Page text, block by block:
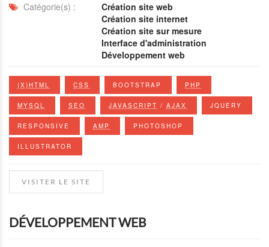
Catégorie(s) :
Création site web
Création site internet
Création site sur mesure
Interface d'administration
Développement web
(X)HTML CSS BOOTSTRAP PHP
MYSQL SEO JAVASCRIPT / AJAX JQUERY
RESPONSIVE AMP PHOTOSHOP
ILLUSTRATOR
VISITER LE SITE
DÉVELOPPEMENT WEB